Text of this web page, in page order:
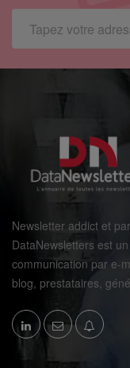
Newsletter addict et
DataNewsletters est
communication par e-
blog, prestataires,